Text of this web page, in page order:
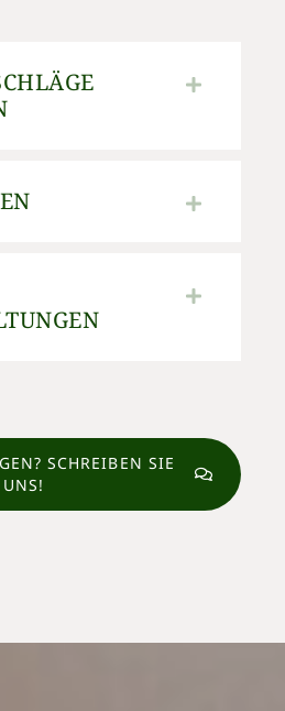
SCHREIBEN SIE
UNS!